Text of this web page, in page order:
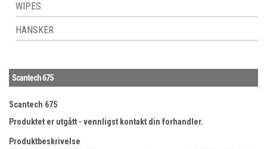
WIPES
HANSKER
Scantech 675
Scantech 675
Produktet er utgått - vennligst kontakt din forhandler.
Produktbeskrivelse